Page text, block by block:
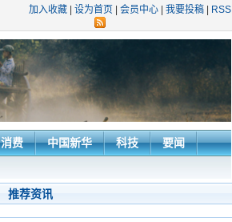
加入收藏 设为首页 会员中心 我要投稿 RSS
消费 中国新华 科技 要闻
推荐资讯